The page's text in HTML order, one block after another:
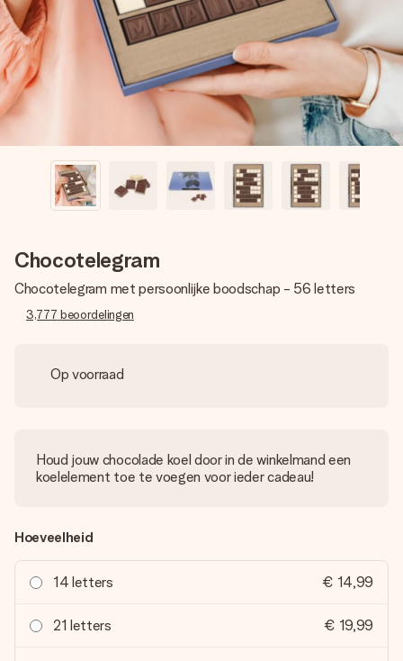
jullie foto of een boodschap die raakt. Zonder gedoe, maar
met alle aandacht voor het moment.
Chocotelegram
Chocotelegram met persoonlijke boodschap - 56 letters
3,777 beoordelingen
Op voorraad
Houd jouw chocolade koel door in de winkelmand een
koelelement toe te voegen voor ieder cadeau!
Hoeveelheid
14 letters € 14,99
21 letters € 19,99